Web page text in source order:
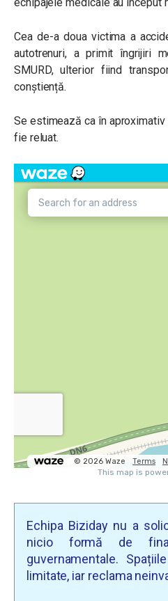
Cea de-a doua victima a
autotrenuri, a primit îngrijiri
SMURD, ulterior fiind
conștiență.
Se estimează ca în
fie reluat.
Echipa Biziday nu a
nicio formă de
guvernamentale.
limitate, iar reclama